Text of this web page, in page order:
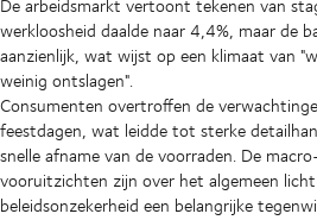
De arbeidsmarkt vertoont tekenen van
werkloosheid daalde naar 4,4%, maar de
aanzienlijk, wat wijst op een klimaat van
weinig ontslagen".
Consumenten overtroffen de
feestdagen, wat leidde tot sterke
snelle afname van de voorraden. De
vooruitzichten zijn over het algemeen
beleidsonzekerheid een belangrijke